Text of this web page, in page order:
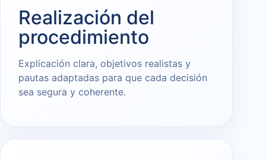
Realización del
procedimiento
Explicación clara, objetivos realistas y
pautas adaptadas para que cada decisión
sea segura y coherente.